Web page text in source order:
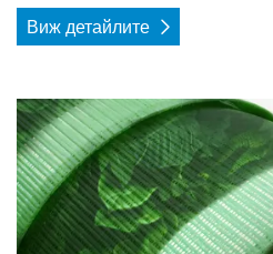
Виж детайлите
Виж детайлите Еко Меш